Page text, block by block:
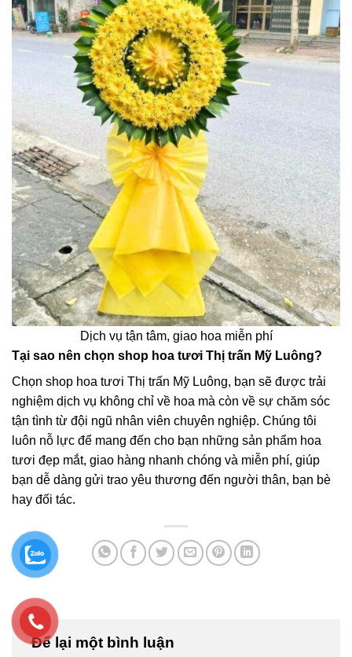
Dịch vụ tận tâm, giao hoa miễn phí
Tại sao nên chọn shop hoa tươi Thị trấn Mỹ Luông?
Chọn shop hoa tươi Thị trấn Mỹ Luông, bạn sẽ được trải
nghiệm dịch vụ không chỉ về hoa mà còn về sự chăm sóc
tận tình từ đội ngũ nhân viên chuyên nghiệp. Chúng tôi
luôn nỗ lực để mang đến cho bạn những sản phẩm hoa
tươi đẹp mắt, giao hàng nhanh chóng và miễn phí, giúp
bạn dễ dàng gửi trao yêu thương đến người thân, bạn bè
hay đối tác.
Để lại một bình luận